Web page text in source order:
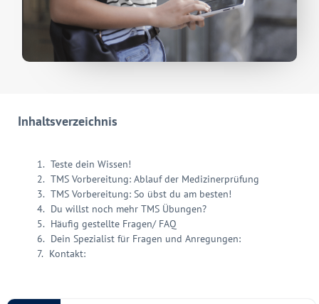
Inhaltsverzeichnis
Teste dein Wissen!
TMS Vorbereitung: Ablauf der Medizinerprüfung
TMS Vorbereitung: So übst du am besten!
Du willst noch mehr TMS Übungen?
Häufig gestellte Fragen/ FAQ
Dein Spezialist für Fragen und Anregungen:
Kontakt: